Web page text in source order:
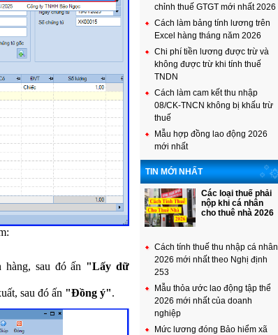
sau đó ấn "Lấy dữ
sau đó ấn "Đồng ý".
chỉnh thuế GTGT mới nhất 2026
Cách làm bảng tính lương trên
Excel hàng tháng năm 2026
Chi phí tiền lương được trừ và
không được trừ khi tính thuế
TNDN
Cách làm cam kết thu nhập
08/CK-TNCN không bị khấu trừ
thuế
Mẫu hợp đồng lao động 2026
mới nhất
TIN MỚI NHẤT
Các loại thuế phải
nộp khi cá nhân
cho thuê nhà 2026
Cách tính thuế thu nhập cá nhân
2026 mới nhất theo Nghị định
253
Mẫu thỏa ước lao động tập thể
2026 mới nhất của doanh
nghiệp
Mức lương đóng Bảo hiểm xã